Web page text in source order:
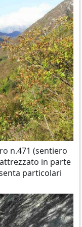
n.471 (sentiero
in parte
particolari